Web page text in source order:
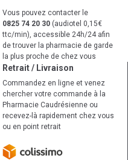
Vous pouvez contacter le
0825 74 20 30 (audiotel 0,15€
ttc/min), accessible 24h/24 afin
de trouver la pharmacie de garde
la plus proche de chez vous
Retrait / Livraison
Commandez en ligne et venez
chercher votre commande à la
Pharmacie Caudrésienne ou
recevez-là rapidement chez vous
ou en point retrait